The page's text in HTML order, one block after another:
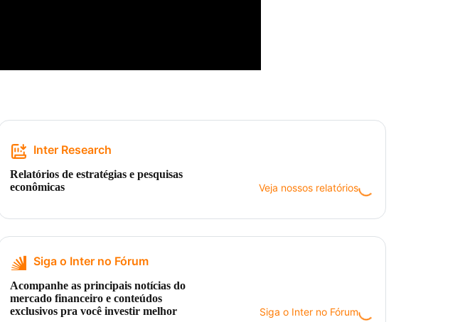
Inter Research
Relatórios de estratégias e pesquisas
econômicas
Veja nossos relatórios
Siga o Inter no Fórum
Acompanhe as principais notícias do
mercado financeiro e conteúdos
exclusivos pra você investir melhor
Siga o Inter no Fórum